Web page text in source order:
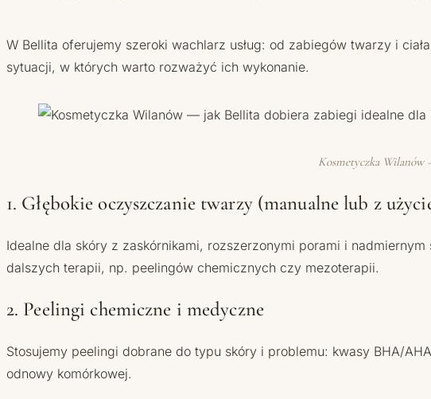
W Bellita oferujemy szeroki wachlarz usług: od zabiegów twarzy i
sytuacji, w których warto rozważyć ich wykonanie.
Kosmetyczka
1. Głębokie oczyszczanie twarzy (manualne lub z
Idealne dla skóry z zaskórnikami, rozszerzonymi porami i
dalszych terapii, np. peelingów chemicznych czy mezoterapii.
2. Peelingi chemiczne i medyczne
Stosujemy peelingi dobrane do typu skóry i problemu: kwasy BHA/
odnowy komórkowej.